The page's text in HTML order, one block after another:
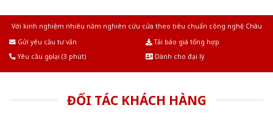
Với kinh nghiệm nhiêu năm nghiên cứu cửa theo tiêu chuẩn công nghệ Châu
Gửi yêu cầu tư vấn
Tải báo giá tổng hợp
Yêu cầu gọi lại (3 phút)
Dành cho đại lý
ĐỐI TÁC KHÁCH HÀNG